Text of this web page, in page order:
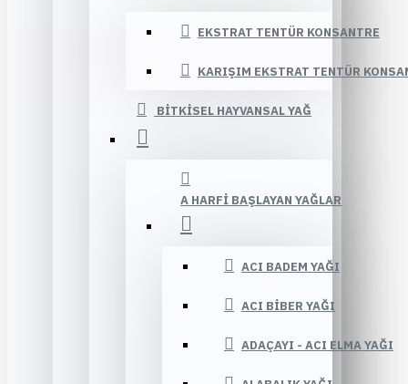
EKSTRAT TENTÜR KONSANTRE
KARIŞIM EKSTRAT TENTÜR
BITKISEL HAYVANSAL YAĞ
A HARFI BAŞLAYAN YAĞLAR
ACI BADEM YAĞI
ACI BIBER YAĞI
ADAÇAYI - ACI ELMA YAĞI